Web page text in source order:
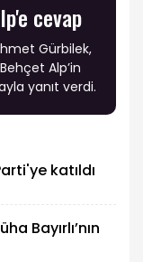
cevap
Gürbilek,
Alp’in
yanıt verdi.
katıldı
Bayırlı’nın